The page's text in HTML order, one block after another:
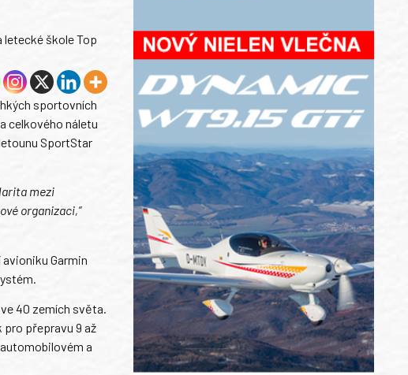
škole Top
sportovních
celkového náletu
SportStar
mezi
organizaci,”
Garmin
40 zemích světa.
přepravu 9 až
a